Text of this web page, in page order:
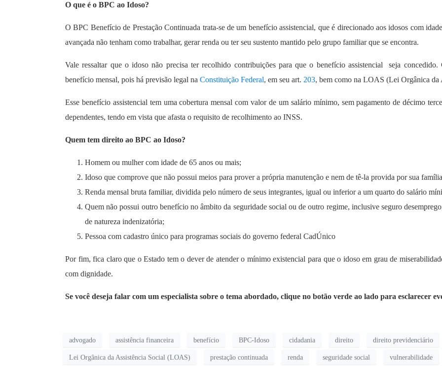
O que é o BPC ao Idoso?
O BPC Benefício de Prestação Continuada trata-se de um benefício assistencial, que é direcionado aos idosos com
avançada não tenham como trabalhar, gerar renda ou ter seu sustento mantido pelo grupo familiar que se encontra.
Vale ressaltar que o idoso não precisa ter recolhido contribuições para que o benefício assistencial seja
benefício mensal, pois há previsão legal na Constituição Federal, em seu art. 203, bem como na LOAS (Lei Orgânica
Esse benefício assistencial tem uma cobertura mensal com valor de um salário mínimo, sem pagamento de décimo
dependentes, tendo em vista que afasta o requisito de recolhimento ao INSS.
Quem tem direito ao BPC ao Idoso?
Homem ou mulher com idade de 65 anos ou mais;
Idoso que comprove que não possui meios para prover a própria manutenção e nem de tê-la provida por sua
Renda mensal bruta familiar, dividida pelo número de seus integrantes, igual ou inferior a um quarto do salário
Quem não possui outro benefício no âmbito da seguridade social ou de outro regime, inclusive seguro
de natureza indenizatória;
Pessoa com cadastro único para programas sociais do governo federal CadÚnico
Por fim, fica claro que o Estado tem o dever de atender o mínimo existencial para que o idoso em grau de
com dignidade.
Se você deseja falar com um especialista sobre o tema abordado, clique no botão verde ao lado para esclarecer
advogado assistência financeira benefício BPC-Idoso cidadania direito direito previdenciário
Lei Orgânica da Assistência Social (LOAS) prestação continuada renda seguridade social vulnerabilidade